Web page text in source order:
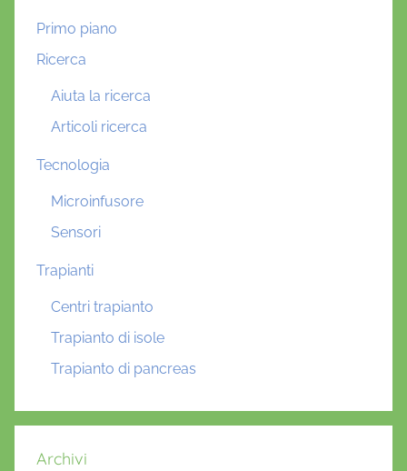
Primo piano
Ricerca
Aiuta la ricerca
Articoli ricerca
Tecnologia
Microinfusore
Sensori
Trapianti
Centri trapianto
Trapianto di isole
Trapianto di pancreas
Archivi